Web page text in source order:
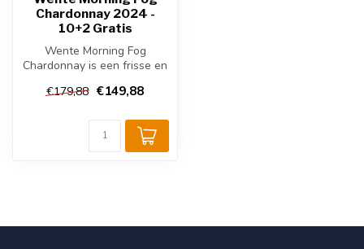
Chardonnay 2024 -
10+2 Gratis
Wente Morning Fog
Chardonnay is een frisse en
Californië...
€179,88 €149,88